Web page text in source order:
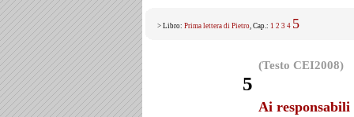
> Libro: Prima lettera di Pietro, Cap.: 1 2 3 4 5
(Testo CEI2008)
5
Ai